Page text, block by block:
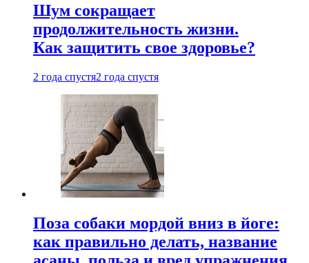
Шум сокращает
продолжительность жизни.
Как защитить свое здоровье?
2 года спустя2 года спустя
Поза собаки мордой вниз в йоге:
как правильно делать, название